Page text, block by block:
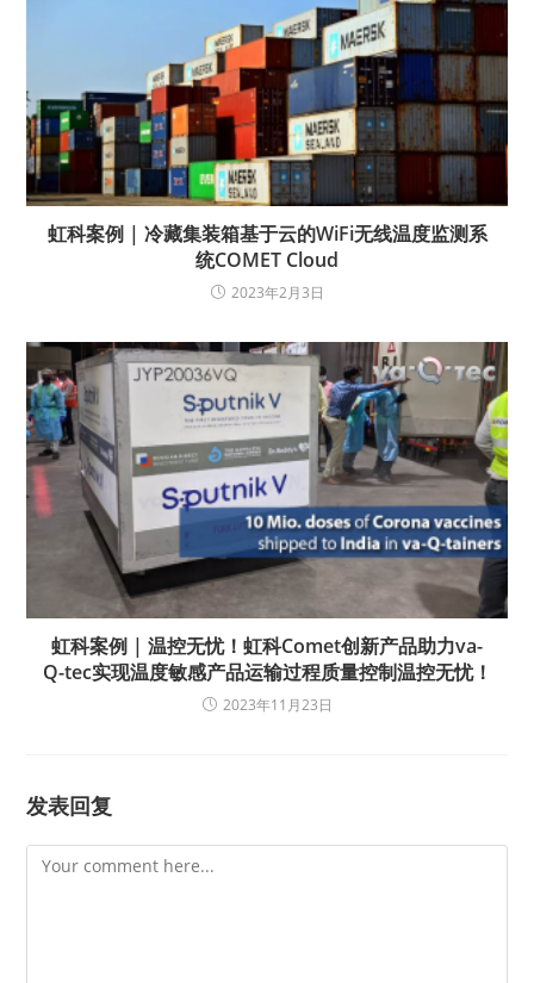
虹科案例 | 冷藏集装箱基于云的WiFi无线温度监测系
统COMET Cloud
2023年2月3日
虹科案例 | 温控无忧！虹科Comet创新产品助力va-
Q-tec实现温度敏感产品运输过程质量控制温控无忧！
2023年11月23日
发表回复